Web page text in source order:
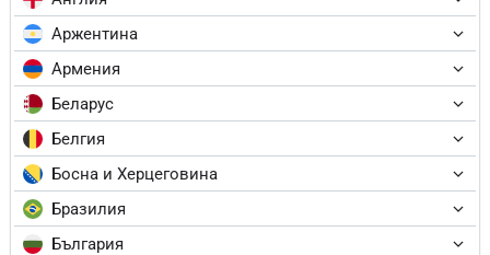
Аржентина
Армения
Беларус
Белгия
Босна и Херцеговина
Бразилия
България